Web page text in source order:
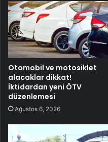
Otomobil ve motosiklet
alacaklar dikkat!
İktidardan yeni ÖTV
düzenlemesi
Ağustos 6, 2026